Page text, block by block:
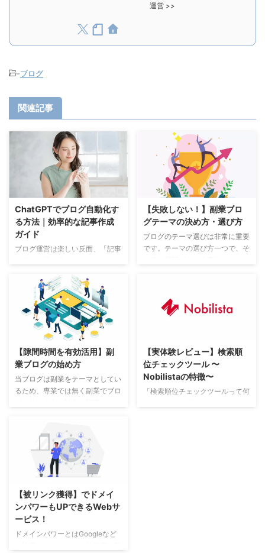
運営 >>
-ブログ
関連記事
ChatGPTでブログ自動化す
る方法｜効率的な記事作成
ガイド
ブログ運営は楽しい反面、「記事
すよね。そこで注目されているの
が、ChatGPTを活用したブログ
自動化です。ChatGPTを上手に
使えば、記事構成から本文作成ま
でを効率化でき、作業時間を大幅
に短縮できます。この記事では、
ChatGPTでブログ自動化する方
法を、初心者にもわかりやすく、
例を交えながら丁寧に解説しま
す。 ChatGPTでブログ自動化す
しく理解 ...
【失敗しない！】副業ブロ
グテーマの決め方・選び方
ブログのテーマ選びは非常に重要
です。テーマの選び方一つで、そ
が、同じ人間が書いていてもテー
マによっては、書くことに時間が
副業ブログを行なっている私だか
らこそ分かる現役副業ブロガーの
視点でご紹介します。 本業を活
かしたブログテーマを見つけよ
【隙間時間を有効活用】副
業ブログの始め方
当ブログは副業をテーマとしてい
るため、専業では無く副業でブロ
間を使っての効率の良いブログの
薦め方をご紹介します。 副業に
ブログをすすめる理由 初期費用
がほとんどかからない パソコン
のにかかる費用はレンタルサーバ
ー代くらいです。 以前はレンタ
ルサーバーとドメインを別々に取
得していたため、それぞれに費用
【実体験レビュー】検索順
位チェックツール 〜
Nobilistaの特徴〜
「検索順位チェックツールって何
【被リンク獲得】でドメイ
ンパワーもUPできるWebサ
ービス！
ドメインパワーとはGoogleなど